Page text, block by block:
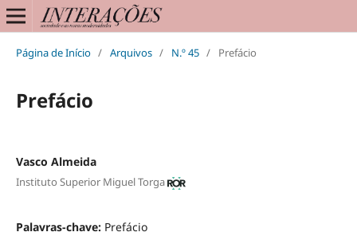
Página de Início / Arquivos / N.º 45 / Prefácio
Prefácio
Vasco Almeida
Instituto Superior Miguel Torga
Palavras-chave: Prefácio